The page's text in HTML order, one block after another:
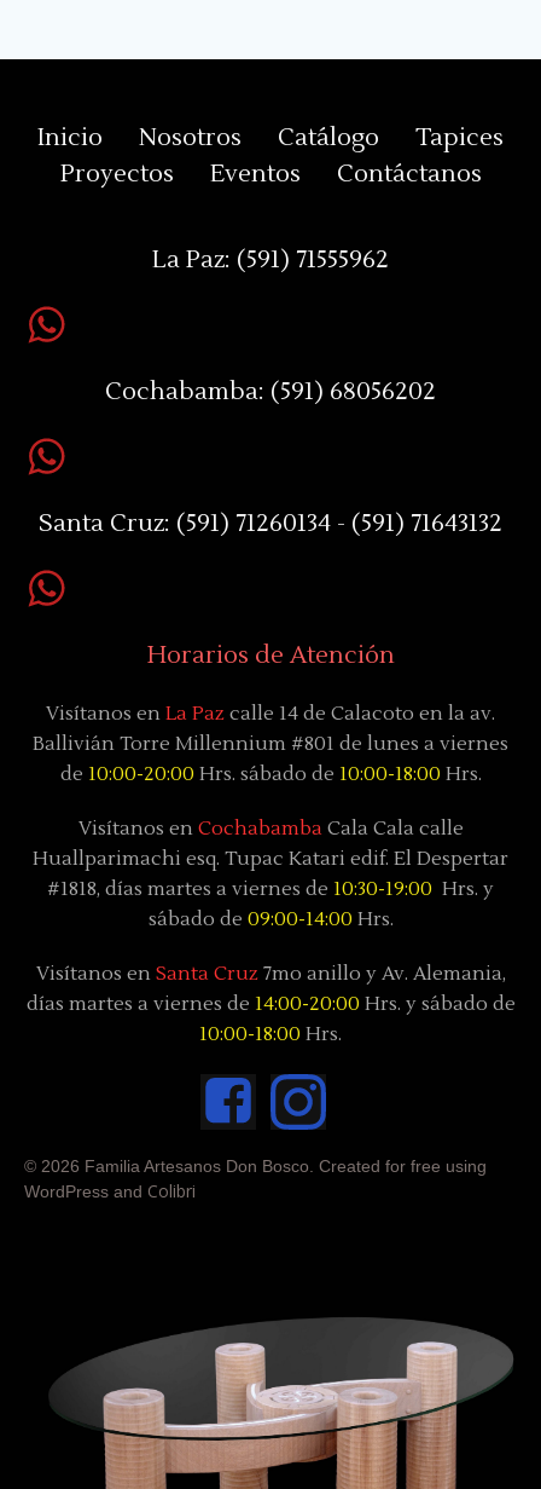
Inicio Nosotros Catálogo
Tapices
Proyectos
Eventos Contáctanos
La Paz: (591) 71555962
Cochabamba: (591) 68056202
Santa Cruz: (591) 71260134 - (591) 71643132
Horarios de Atención
Visítanos en La Paz calle 14 de Calacoto en la av.
Ballivián Torre Millennium #801 de lunes a viernes
de 10:00-20:00 Hrs. sábado de 10:00-18:00 Hrs.
Visítanos en CochabambaCala Cala calle
Huallparimachi esq. Tupac Katari edif. El Despertar
#1818, días martes a viernes de 10:30-19:00 Hrs. y
sábado de 09:00-14:00 Hrs.
Visítanos en Santa Cruz7mo anillo y Av. Alemania,
días martes a viernes de 14:00-20:00 Hrs. y sábado de
10:00-18:00 Hrs.
© 2026 Familia Artesanos Don Bosco. Created for free using
WordPress and Colibri